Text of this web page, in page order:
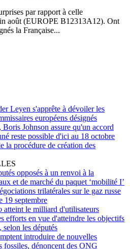
par rapport à celle
août (EUROPE B12313A12). Ont
la Française...
Leyen s'apprête à dévoiler les
européens désignés
Johnson assure qu'un accord
reste possible d'ici au 18 octobre
la procédure de création des
opposés à un renvoi à la
et de marché du paquet ‘mobilité I’
trilatérales sur le gaz russe
19 septembre
atteint le milliard d'utilisateurs
efforts en vue d'atteindre les objectifs
selon les députés
introduire de nouvelles
fossiles, dénoncent des ONG